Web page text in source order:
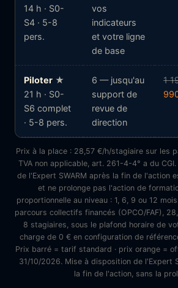
14 h · S0-
S4 · 5-8
pers.
vos
indicateurs
et votre ligne
de base
Piloter ★
21 h · S0-
S6 complet
· 5-8 pers.
6 — jusqu'au
support de
revue de
direction
1
Prix à la place : 28,57 €/h/stagiaire sur les
TVA non applicable, art. 261-4-4° a du
de l'Expert SWARM après la fin de l'action
et ne prolonge pas l'action de
proportionnelle au niveau : 1, 6, 9 ou 12
parcours collectifs financés (OPCO/FAF),
8 stagiaires, sous le plafond horaire de
charge de 0 € en configuration de
Prix barré = tarif standard · prix orange =
31/10/2026. Mise à disposition de l'Expert
la fin de l'action, sans la